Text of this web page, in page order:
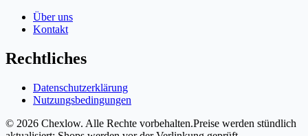
Über uns
Kontakt
Rechtliches
Datenschutzerklärung
Nutzungsbedingungen
© 2026 Chexlow. Alle Rechte vorbehalten.Preise werden stündlich